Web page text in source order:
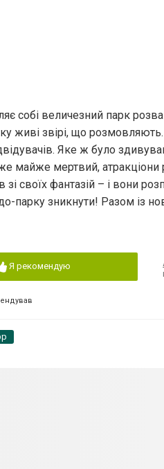
собі величезний парк
живі звірі, що
Яке ж було
майже мертвий, атракціони
своїх фантазій – і вони
парку зникнути! Разом із
Я рекомендую